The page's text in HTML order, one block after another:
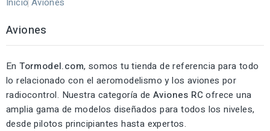
Aviones
EnTormodel.com, somos tu tienda de referencia para todo
lo relacionado con el aeromodelismo y los aviones por
radiocontrol. Nuestra categoría de Aviones RCofrece una
amplia gama de modelos diseñados para todos los niveles,
desde pilotos principiantes hasta expertos.